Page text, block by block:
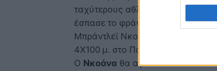
ταχύτερους αθλητές στον κόσμο
έσπασε το φράγμα των δέκα
Μπράντλεϊ Νκοάνα από τη Νότια
4Χ100 μ. στο Παρίσι.
Ο Νκοάνα θα αγωνιστεί τόσο